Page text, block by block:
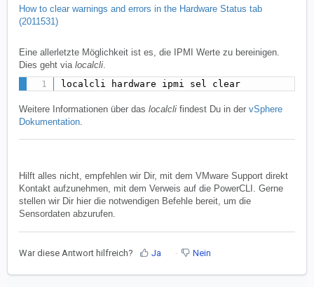
How to clear warnings and errors in the Hardware Status tab
(2011531)
Eine allerletzte Möglichkeit ist es, die IPMI Werte zu bereinigen.
Dies geht via localcli.
localcli hardware ipmi sel clear
Weitere Informationen über das localcli findest Du in der vSphere
Dokumentation
Hilft alles nicht, empfehlen wir Dir, mit dem VMware Support direkt
Kontakt aufzunehmen, mit dem Verweis auf die PowerCLI. Gerne
stellen wir Dir hier die notwendigen Befehle bereit, um die
Sensordaten abzurufen.
War diese Antwort hilfreich? Ja Nein